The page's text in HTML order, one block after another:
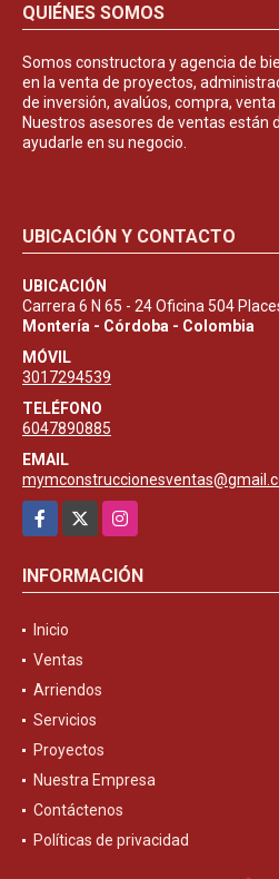
QUIÉNES SOMOS
Somos constructora y agencia de
en la venta de proyectos,
de inversión, avalúos, compra,
Nuestros asesores de ventas están
ayudarle en su negocio.
UBICACIÓN Y CONTACTO
UBICACIÓN
Carrera 6 N 65 - 24 Oficina 504
Montería - Córdoba - Colombia
MÓVIL
3017294539
TELÉFONO
6047890885
EMAIL
Facebook
Instagram
INFORMACIÓN
Inicio
Ventas
Arriendos
Servicios
Proyectos
Nuestra Empresa
Contáctenos
Políticas de privacidad